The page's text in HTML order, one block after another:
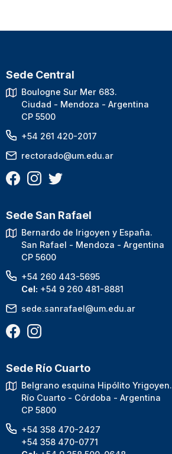
Sede Central
Boulogne Sur Mer 683.
Ciudad - Mendoza - Argentina
CP 5500
+54 261 420-2017
rectorado@um.edu.ar
Sede San Rafael
Bernardo de Irigoyen y España.
San Rafael - Mendoza - Argentina
CP 5600
+54 260 443-5695
Cel: +54 9 260 481-8881
sede.sanrafael@um.edu.ar
Sede Río Cuarto
Belgrano esquina Hipólito Yrigoyen.
Río Cuarto - Córdoba - Argentina
CP 5800
+54 358 470-2427
+54 358 470-0771